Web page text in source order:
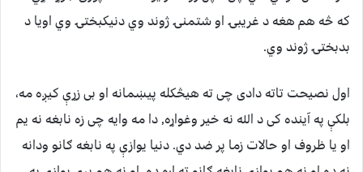
كه څه هم هغه د غريبۍ او شتمنۍ ژوند وي دنيكبختۍ وي اويا د
بدبختۍ ژوند وي.
اول نصيحت تاته دادى چى ته هيڅكله پيښمانه او بى زړې كيږه مه،
بلكې په آينده كى د الله نه خير وغواړه, دا مه وايه چى زه نابغه نه يم
او يا ظروف او حالات زما پر ضد دي. دنيا يوازې په نابغه ګانو ودانه